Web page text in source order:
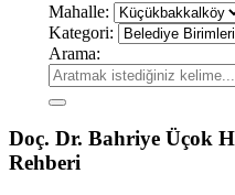
Mahalle:
Kategori:
Arama:
Doç. Dr. Bahriye Üçok
Rehberi